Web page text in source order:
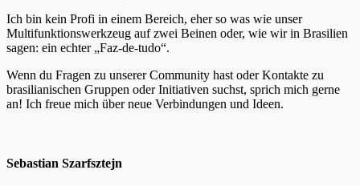
Ich bin kein Profi in einem Bereich, eher so was wie unser
Multifunktionswerkzeug auf zwei Beinen oder, wie wir in Brasilien
sagen: ein echter „Faz-de-tudo“.
Wenn du Fragen zu unserer Community hast oder Kontakte zu
brasilianischen Gruppen oder Initiativen suchst, sprich mich gerne
an! Ich freue mich über neue Verbindungen und Ideen.
Sebastian Szarfsztejn